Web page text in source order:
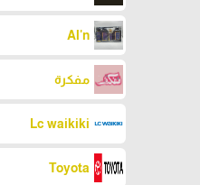
Al'n
مفكرة
Lc waikiki
Toyota